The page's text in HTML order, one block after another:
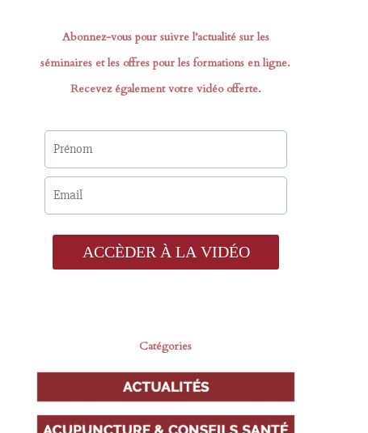
Abonnez-vous pour suivre l’actualité sur les
séminaires et les offres pour les formations en ligne.
Recevez également votre vidéo offerte.
Catégories